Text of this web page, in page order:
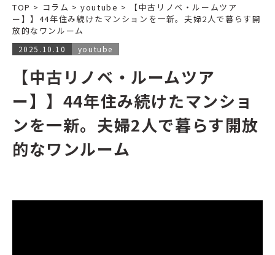
TOP > コラム >youtube >
【中古リノベ・ルームツア
ー】】44年住み続けたマンションを一新。夫婦2人で暮らす開
放的なワンルーム
2025.10.10 youtube
【中古リノベ・ルームツア
ー】】44年住み続けたマンショ
ンを一新。夫婦2人で暮らす開放
的なワンルーム